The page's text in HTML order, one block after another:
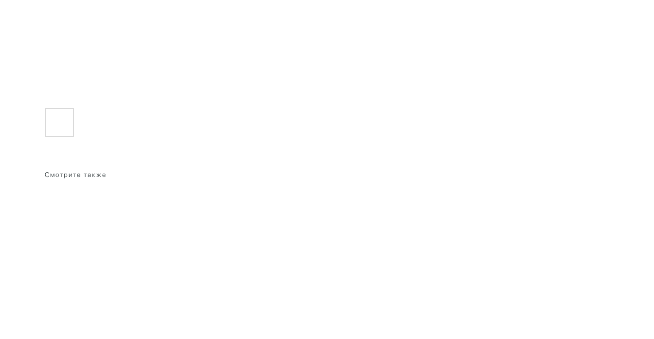
Смотрите также